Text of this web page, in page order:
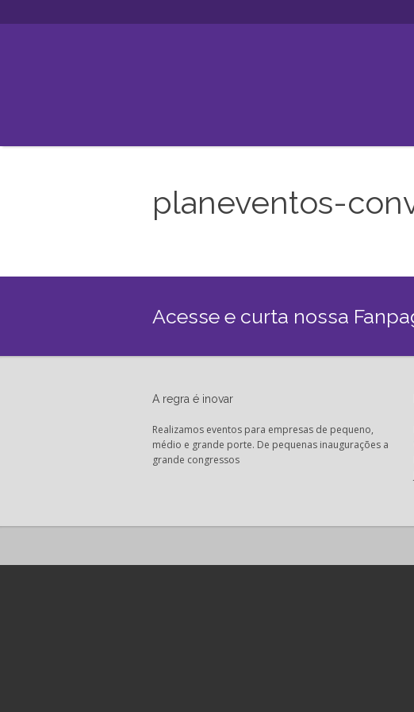
planeventos-
Acesse e curta nossa
A regra é inovar
Realizamos eventos para empresas de pequeno,
médio e grande porte. De pequenas inaugurações a
grande congressos